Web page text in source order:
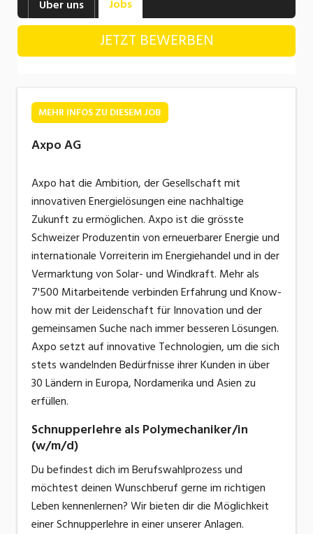
Industrie, Maschinenbau, Anlagenbau,
Produktion
Informatik, Telekommunikation
Körperpflege, Wellness
Marketing, Kommunikation, Medien, Druck
Medizin, Gesundheitswesen, Pflege
Sicherheit, Rettung, Polizei, Zoll
Verkauf, Handel, Kundenberatung,
Aussendienst
Über uns Jobs
JETZT BEWERBEN
MEHR INFOS ZU DIESEM JOB
Axpo AG
Axpo hat die Ambition, der Gesellschaft mit
innovativen Energielösungen eine nachhaltige
Zukunft zu ermöglichen. Axpo ist die grösste
Schweizer Produzentin von erneuerbarer Energie und
internationale Vorreiterin im Energiehandel und in der
Vermarktung von Solar- und Windkraft. Mehr als
7'500 Mitarbeitende verbinden Erfahrung und Know-
how mit der Leidenschaft für Innovation und der
gemeinsamen Suche nach immer besseren Lösungen.
Axpo setzt auf innovative Technologien, um die sich
stets wandelnden Bedürfnisse ihrer Kunden in über
30 Ländern in Europa, Nordamerika und Asien zu
erfüllen.
Schnupperlehre als Polymechaniker/in
(w/m/d)
Du befindest dich im Berufswahlprozess und
möchtest deinen Wunschberuf gerne im richtigen
Leben kennenlernen? Wir bieten dir die Möglichkeit
einer Schnupperlehre in einer unserer Anlagen.